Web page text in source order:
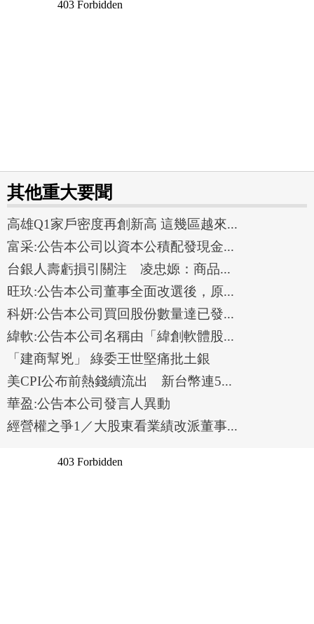
其他重大要聞
高雄Q1家戶密度再創新高 這幾區越來...
富采:公告本公司以資本公積配發現金...
台銀人壽虧損引關注 凌忠嫄：商品...
旺玖:公告本公司董事全面改選後，原...
科妍:公告本公司買回股份數量達已發...
緯軟:公告本公司名稱由「緯創軟體股...
「建商幫兇」 綠委王世堅痛批土銀
美CPI公布前熱錢續流出 新台幣連5...
華盈:公告本公司發言人異動
經營權之爭1／大股東看業績改派董事...